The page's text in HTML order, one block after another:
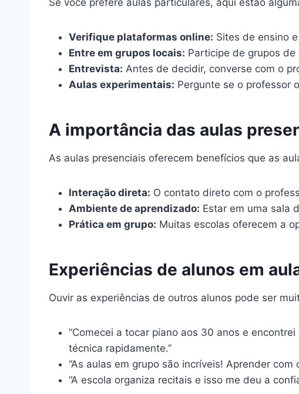
Verifique plataformas online: Sites de ensino
Entre em grupos locais: Participe de grupos
Entrevista: Antes de decidir, converse com o
Aulas experimentais: Pergunte se o professor
A importância das aulas
As aulas presenciais oferecem benefícios que as
Interação direta: O contato direto com o
Ambiente de aprendizado: Estar em uma sala
Prática em grupo: Muitas escolas oferecem a
Experiências de alunos em
Ouvir as experiências de outros alunos pode ser
“Comecei a tocar piano aos 30 anos e
técnica rapidamente.”
“As aulas em grupo são incríveis! Aprender
“A escola organiza recitais e isso me deu a